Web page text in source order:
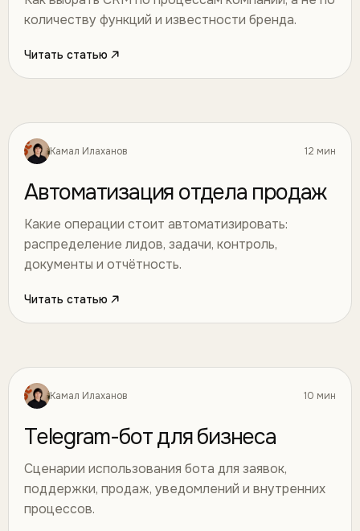
количеству функций и известности бренда.
Читать статью
Автоматизация 32
Камал Илаханов 12 мин
Автоматизация отдела продаж
Какие операции стоит автоматизировать:
распределение лидов, задачи, контроль,
документы и отчётность.
Читать статью
Автоматизация 33
Камал Илаханов 10 мин
Telegram-бот для бизнеса
Сценарии использования бота для заявок,
поддержки, продаж, уведомлений и внутренних
процессов.